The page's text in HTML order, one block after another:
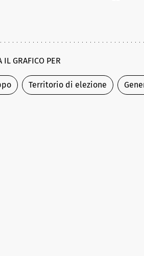
IL GRAFICO PER
Territorio di elezione